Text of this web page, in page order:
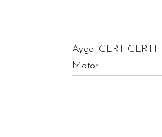
Aygo, CERT , CERTT ,
Motor